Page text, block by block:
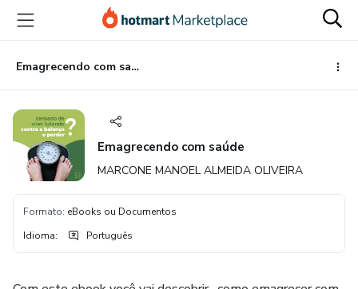
para
conteúdo
principal
para
pagamento
para
rodapé
Emagrecendo com saúde
Emagrecendo com saúde
MARCONE MANOEL ALMEIDA OLIVEIRA
Formato: eBooks ou Documentos
Idioma: Português